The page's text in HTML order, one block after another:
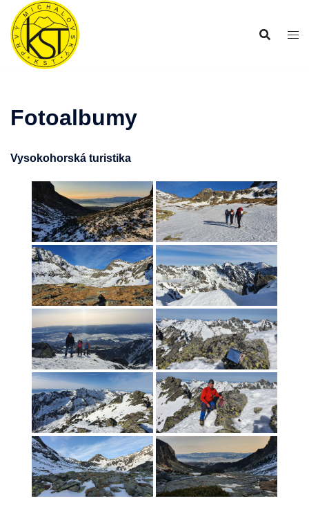
Preskočiť
obsah
Fotoalbumy
Vysokohorská turistika